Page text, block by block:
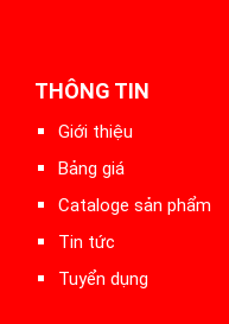
THÔNG TIN
Giới thiệu
Bảng giá
Cataloge sản phẩm
Tin tức
Tuyển dụng